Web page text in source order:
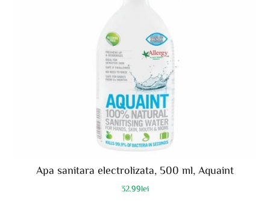
Apa sanitara electrolizata, 500 ml, Aquaint
32.99lei